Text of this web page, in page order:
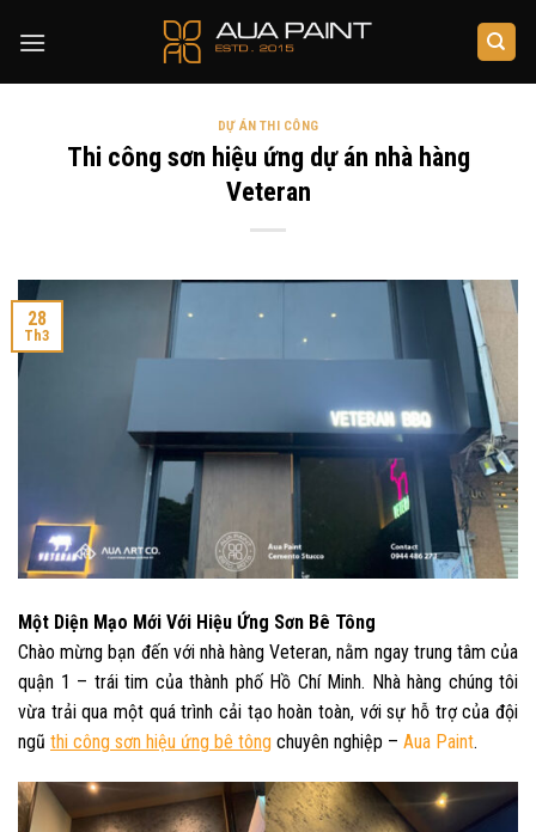
DỰ ÁN THI CÔNG
Thi công sơn hiệu ứng dự án nhà hàng
Veteran
28
Th3
Một Diện Mạo Mới Với Hiệu Ứng Sơn Bê Tông
Chào mừng bạn đến với nhà hàng Veteran, nằm ngay trung tâm của
quận 1 – trái tim của thành phố Hồ Chí Minh. Nhà hàng chúng tôi
vừa trải qua một quá trình cải tạo hoàn toàn, với sự hỗ trợ của đội
ngũ thi công sơn hiệu ứng bê tông chuyên nghiệp – Aua Paint.